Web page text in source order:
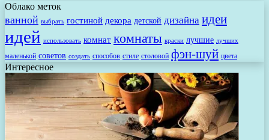
Облако меток
ванной выбрать гостиной декора детской дизайна идеи
идей использовать комнат комнаты краски лучшие лучших
маленькой советов создать способов стиле столовой фэн-шуй цвета
Интересное